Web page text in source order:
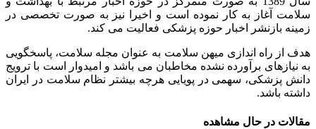
سلامت آغاز به کار نموده است و اخیرا نیز به صورت تخصصی در
زمینه بازنشر اخبار حوزه پزشکی فعالیت می کند.
هدف از راه اندازی میهن سلامت به عنوان مجله سلامت، پاسخگویی
به نیازهای برآورده نشده مخاطبان می باشد و امیدوار است با ترویج
دانش پزشکی، سهمی در پویایی هرچه بیشتر نظام سلامت در ایران
داشته باشد.
مقالات در حال مشاهده